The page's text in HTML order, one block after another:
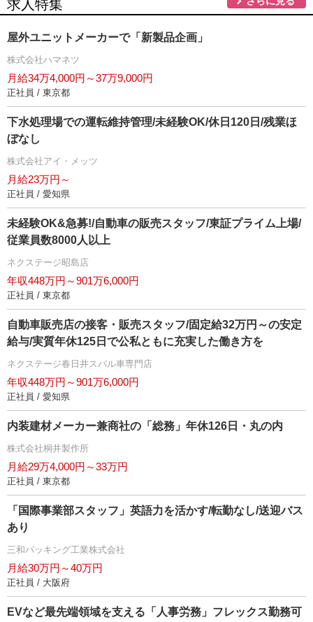
求人特集
屋外ユニットメーカーで「新製品企画」
株式会社ハマネツ
月給34万4,000円～37万9,000円
正社員 / 東京都
下水処理場での運転維持管理/未経験OK/休日120日/残業ほ
ぼなし
株式会社アイ・メッツ
月給23万円～
正社員 / 愛知県
未経験OK&急募!/自動車の販売スタッフ/東証プライム上場/
従業員数8000人以上
ネクステージ昭島店
年収448万円～901万6,000円
正社員 / 東京都
自動車販売店の接客・販売スタッフ/固定給32万円～の安定
給与/実質年休125日で公私ともに充実した働き方を
ネクステージ春日井スバル車専門店
年収448万円～901万6,000円
正社員 / 愛知県
内装建材メーカー兼商社の「総務」年休126日・丸の内
株式会社桐井製作所
月給29万4,000円～33万円
正社員 / 東京都
「国際事業部スタッフ」英語力を活かす/転勤なし/送迎バス
あり
三和パッキング工業株式会社
月給30万円～40万円
正社員 / 大阪府
EVなど最先端領域を支える「人事労務」フレックス勤務可